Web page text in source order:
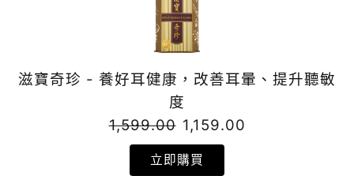
滋寶奇珍 - 養好耳健康，改善耳暈、提升聽敏
度
1,599.00 1,159.00
立即購買